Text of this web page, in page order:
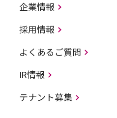
企業情報
採用情報
よくあるご質問
IR情報
テナント募集